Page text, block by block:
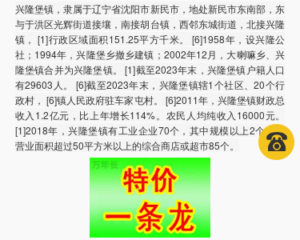
兴隆堡镇，隶属于辽宁省沈阳市新民市，地处新民市东南部，东
与于洪区光辉街道接壤，南接胡台镇，西邻东城街道，北接兴隆
镇， [1]行政区域面积151.25平方千米。 [6]1958年，设兴隆公
社；1994年，兴隆堡乡撤乡建镇；2002年12月，大喇嘛乡、兴
隆堡镇合并为兴隆堡镇。 [1]截至2023年末，兴隆堡镇户籍人口
有29603人。 [6]截至2023年末，兴隆堡镇辖1个社区、20个行
政村， [6]镇人民政府驻车家屯村。 [6]2011年，兴隆堡镇财政总
收入1.2亿元，比上年增长114%。农民人均纯收入16000元。
[1]2018年，兴隆堡镇有工业企业70个，其中规模以上2个，有
营业面积超过50平方米以上的综合商店或超市85个。